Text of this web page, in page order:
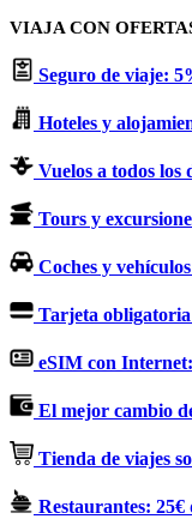
VIAJA CON
Seguro de viaje:
Hoteles y
Vuelos a todos los
Tours y
Coches y
Tarjeta
eSIM con
El mejor cambio
Tienda de viajes
Restaurantes: 25€